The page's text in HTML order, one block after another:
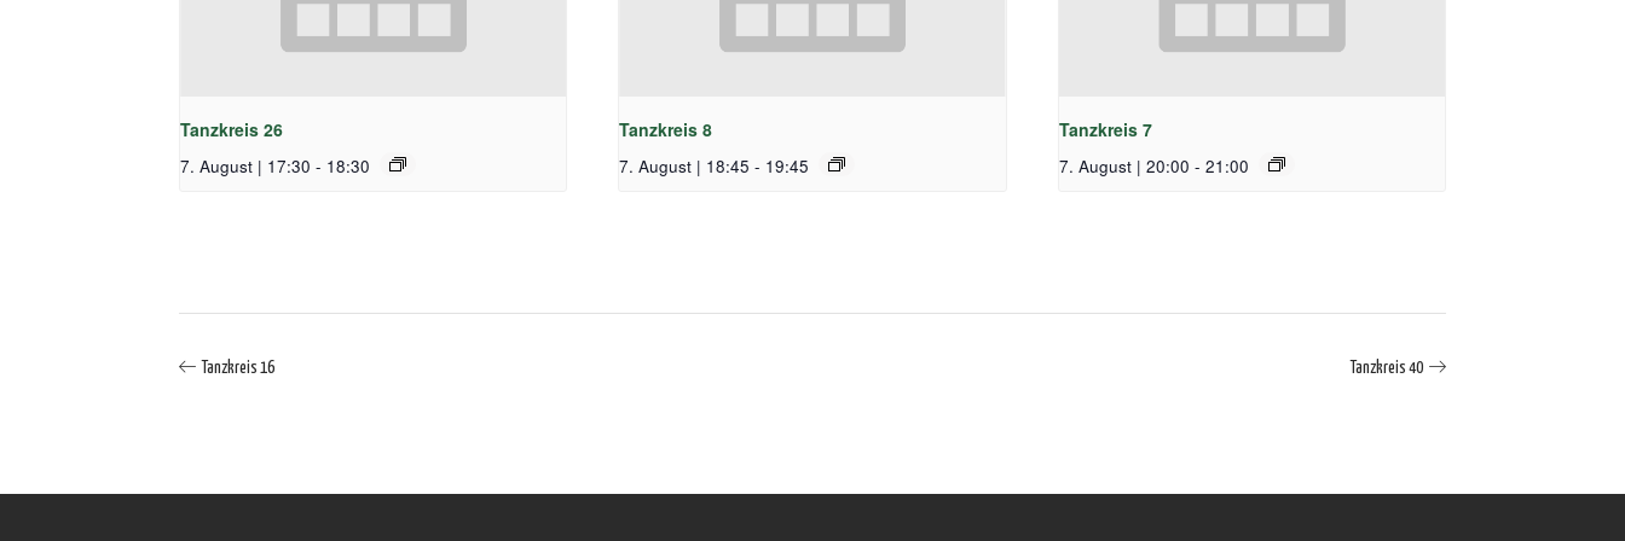
Tanzkreis 26
7. August | 17:30 - 18:30
Tanzkreis 8
7. August | 18:45 - 19:45
Tanzkreis 7
7. August | 20:00 - 21:00
Tanzkreis 16 Tanzkreis 40